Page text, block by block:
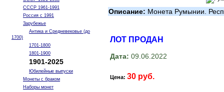
СССР 1961-1991
Россия с 1991
Зарубежье
Антика и Средневековье (до
1700)
1701-1800
1801-1900
1901-2025
Юбилейные выпуски
Монеты с браком
Наборы монет
Описание: Монета Румынии.
ЛОТ ПРОДАН
Дата: 09.06.2022
Цена: 30 руб.